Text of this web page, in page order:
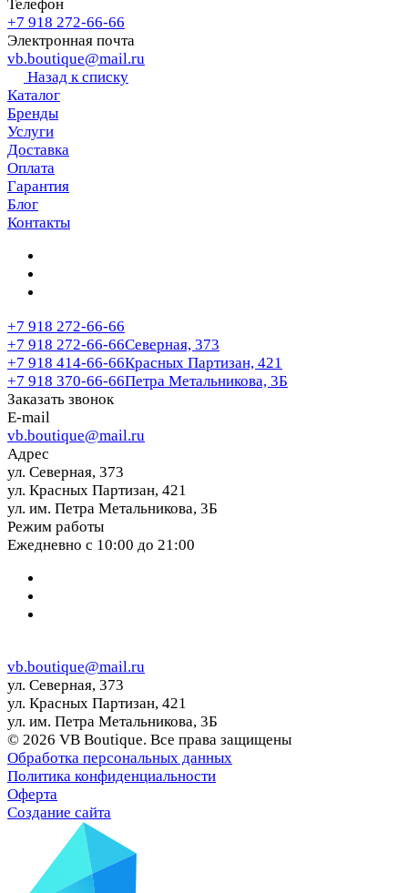
Телефон
+7 918 272-66-66
Электронная почта
vb.boutique@mail.ru
Назад к списку
Каталог
Бренды
Услуги
Доставка
Оплата
Гарантия
Блог
Контакты
+7 918 272-66-66
+7 918 272-66-66Северная, 373
+7 918 414-66-66Красных Партизан, 421
+7 918 370-66-66Петра Метальникова, 3Б
Заказать звонок
E-mail
vb.boutique@mail.ru
Адрес
ул. Северная, 373
ул. Красных Партизан, 421
ул. им. Петра Метальникова, 3Б
Режим работы
Ежедневно с 10:00 до 21:00
vb.boutique@mail.ru
ул. Северная, 373
ул. Красных Партизан, 421
ул. им. Петра Метальникова, 3Б
© 2026 VB Boutique. Все права защищены
Обработка персональных данных
Политика конфиденциальности
Оферта
Создание сайта